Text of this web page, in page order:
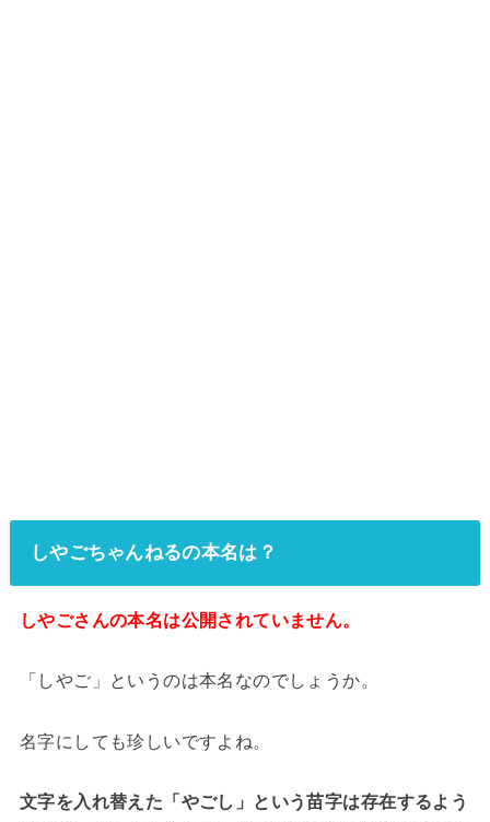
しやごちゃんねるの本名は？
しやごさんの本名は公開されていません。
「しやご」というのは本名なのでしょうか。
名字にしても珍しいですよね。
文字を入れ替えた「やごし」という苗字は存在するよう